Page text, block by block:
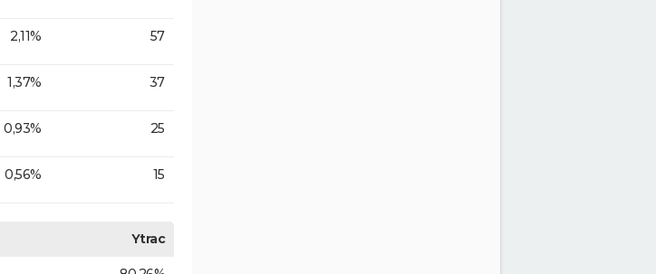
2,11% 57
1,37% 37
0,93% 25
0,56% 15
Ytrac